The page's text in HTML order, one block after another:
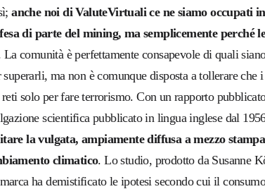
anche noi di ValuteVirtuali ce ne siamo occupati
di parte del mining, ma semplicemente perché
La comunità è perfettamente consapevole di quali
ma non è comunque disposta a tollerare che
solo per fare terrorismo. Con un rapporto
scientifica pubblicato in lingua inglese dal
la vulgata, ampiamente diffusa a mezzo
climatico. Lo studio, prodotto da Susanne
hademistificatole ipotesi secondo cui il